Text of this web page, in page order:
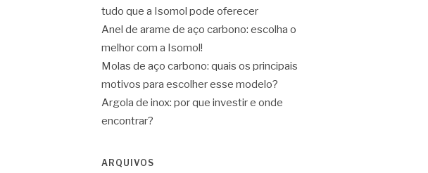
tudo que a Isomol pode oferecer
Anel de arame de aço carbono: escolha o
melhor com a Isomol!
Molas de aço carbono: quais os principais
motivos para escolher esse modelo?
Argola de inox: por que investir e onde
encontrar?
ARQUIVOS